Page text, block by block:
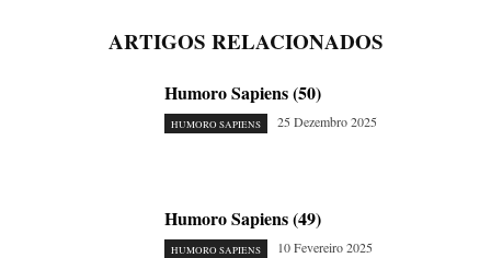
ARTIGOS RELACIONADOS
Humoro Sapiens (50)
HUMORO SAPIENS 25 Dezembro 2025
Humoro Sapiens (49)
HUMORO SAPIENS 10 Fevereiro 2025